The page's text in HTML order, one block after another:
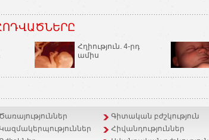
Հղիություն. 4-րդ
ամիս
Ծառայություններ Գիտական բժշկություն
Կազմակերպություններ Հիվանդություններ